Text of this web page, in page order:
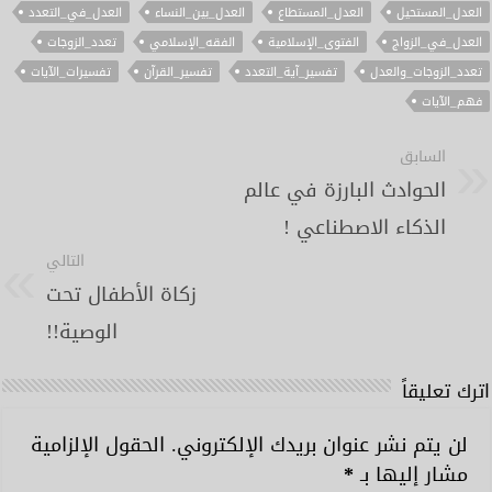
العدل_المستحيل العدل_المستطاع العدل_بين_النساء
العدل_في_التعدد
العدل_في_الزواج
الفتوى_الإسلامية الفقه_الإسلامي
تعدد_الزوجات
تعدد_الزوجات_والعدل
تفسير_آية_التعدد تفسير_القرآن
تفسيرات_الآيات
فهم_الآيات
السابق
الحوادث البارزة في عالم
الذكاء الاصطناعي !
التالي
زكاة الأطفال تحت
الوصية!!
اترك تعليقاً
لن يتم نشر عنوان بريدك الإلكتروني. الحقول الإلزامية
مشار إليها بـ*